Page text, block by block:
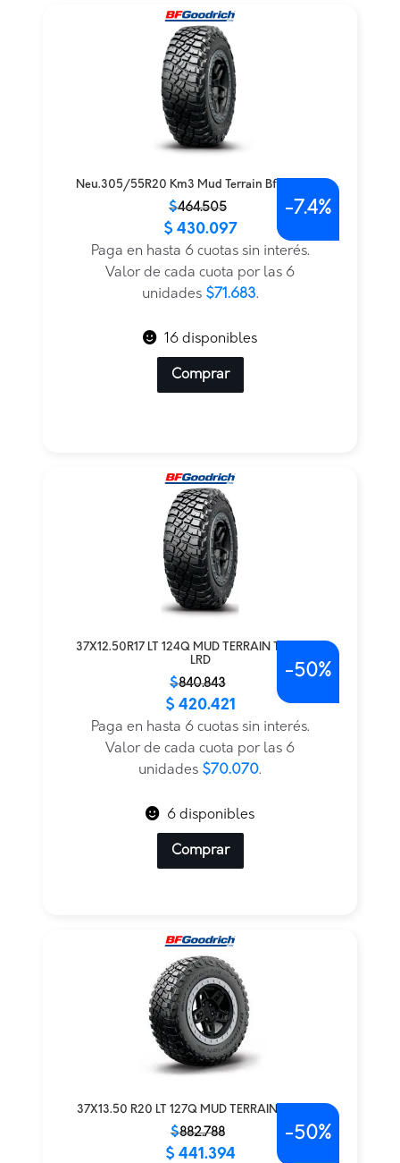
Neu.305/55R20 Km3 Mud Terrain Bfgoodrich
$464.505
original
actual
$ 430.097
Paga en hasta 6 cuotas sin interés.
Valor de cada cuota por las 6
unidades $71.683.
-7.4%
16 disponibles
Comprar
37X12.50R17 LT 124Q MUD TERRAIN T/A KM3
LRD
$840.843
original
actual
$ 420.421
Paga en hasta 6 cuotas sin interés.
Valor de cada cuota por las 6
unidades $70.070.
-50%
6 disponibles
Comprar
37X13.50 R20 LT 127Q MUD TERRAIN KM3LRE
$882.788
$ 441.394
-50%